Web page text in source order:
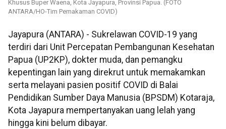
Khusus Buper Waena, Kota Jayapura, Provinsi Papua. (FOTO
ANTARA/HO-Tim Pemakaman COVID)
Jayapura (ANTARA) - Sukrelawan COVID-19 yang
terdiri dari Unit Percepatan Pembangunan Kesehatan
Papua (UP2KP), dokter muda, dan pemangku
kepentingan lain yang direkrut untuk memakamkan
serta melayani pasien positif COVID di Balai
Pendidikan Sumber Daya Manusia (BPSDM) Kotaraja,
Kota Jayapura mempertanyakan uang lelah yang
hingga kini belum dibayar.